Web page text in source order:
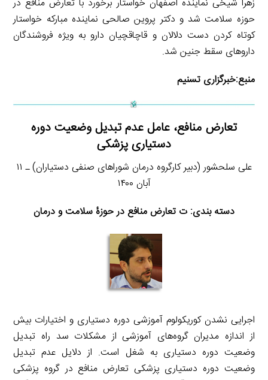
زهرا شیخی نماینده اصفهان خواستار برخورد با تعارض منافع در
حوزه سلامت شد و دکتر پروین صالحی نماینده مبارکه خواستار
کوتاه کردن دست دلالان و قاچاقچیان دارو به ویژه فروشندگان
داروهای سقط جنین شد.
منبع:خبرگزاری تسنیم
تعارض منافع، عامل عدم تبدیل وضعیت دوره
دستیاری پزشکی
علی سلحشور (دبیر کارگروه درمان شوراهای صنفی دستیاران) ـ ۱۱
آبان ۱۴۰۰
دسته بندی: ت تعارض منافع در حوزۀ سلامت و درمان
اجرایی نشدن کوریکولوم آموزشی دوره دستیاری و اختیارات بیش
از اندازه مدیران گروه‌های آموزشی از مشکلات سد راه تبدیل
وضعیت دوره دستیاری به شغل است. از دلایل عدم تبدیل
وضعیت دوره دستیاری پزشکی تعارض منافع در گروه پزشکی